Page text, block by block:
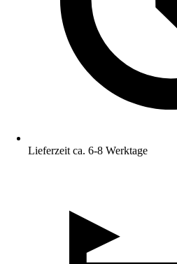
Lieferzeit ca. 6-8 Werktage